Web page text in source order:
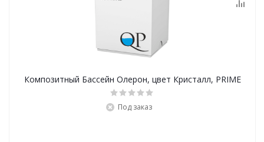
Композитный Бассейн Олерон, цвет Кристалл, PRIME
Под заказ